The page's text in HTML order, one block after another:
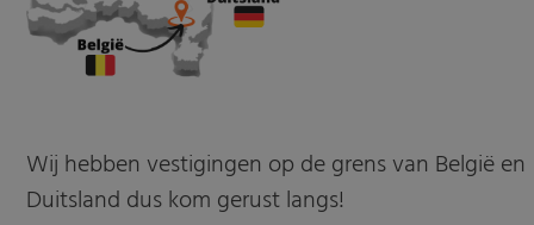
Wij hebben vestigingen op de grens van België en
Duitsland dus kom gerust langs!